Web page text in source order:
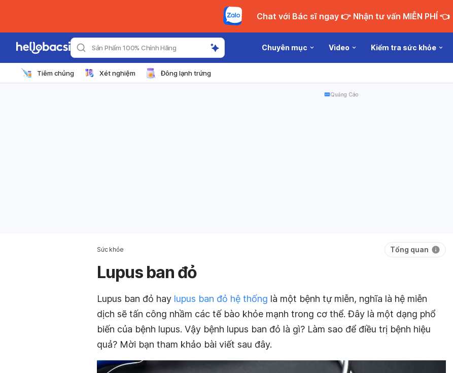
Chat với Bác sĩ ngay 👉 Nhận tư vấn MIỄN PHÍ 👈
Sản Phẩm 100% Chính Hãng Chuyên mục Video Kiểm tra sức khỏe
Tiêm chủng Xét nghiệm Đông lạnh trứng
Quảng Cáo
Sức khỏe Tổng quan
Lupus ban đỏ
Lupus ban đỏ hay lupus ban đỏ hệ thống là một bệnh tự miễn, nghĩa là hệ miễn
dịch sẽ tấn công nhầm các tế bào khỏe mạnh trong cơ thể. Đây là một dạng phổ
biến của bệnh lupus. Vậy bệnh lupus ban đỏ là gì? Làm sao để điều trị bệnh hiệu
quả? Mời bạn tham khảo bài viết sau đây.